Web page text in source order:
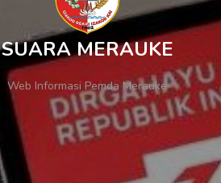
SUARA MERAUKE
Web Informasi Pemda Merauke